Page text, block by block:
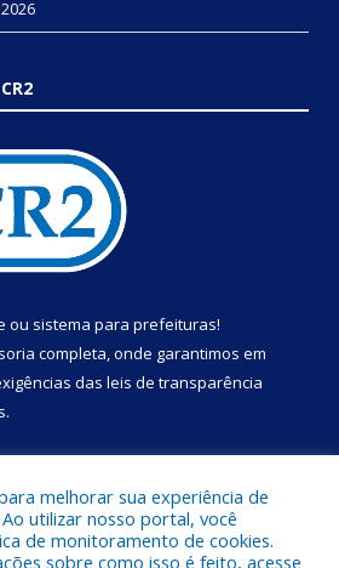
ou sistema para prefeituras!
completa, onde garantimos em
das leis de transparência
melhorar sua experiência de
utilizar nosso portal, você
de monitoramento de cookies.
sobre como isso é feito, acesse